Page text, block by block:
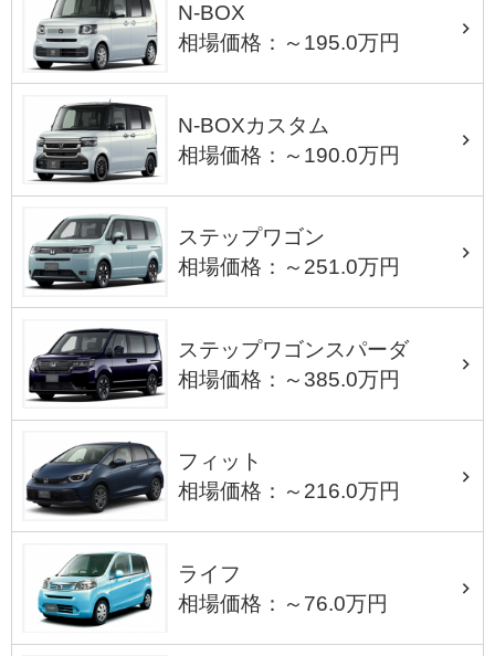
N-BOX
相場価格：～195.0万円
N-BOXカスタム
相場価格：～190.0万円
ステップワゴン
相場価格：～251.0万円
ステップワゴンスパーダ
相場価格：～385.0万円
フィット
相場価格：～216.0万円
ライフ
相場価格：～76.0万円